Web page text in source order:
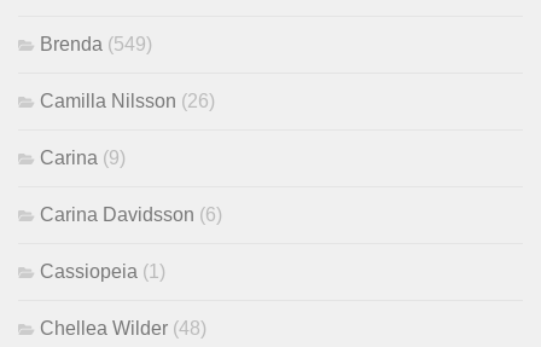
Brenda (549)
Camilla Nilsson (26)
Carina (9)
Carina Davidsson (6)
Cassiopeia (1)
Chellea Wilder (48)